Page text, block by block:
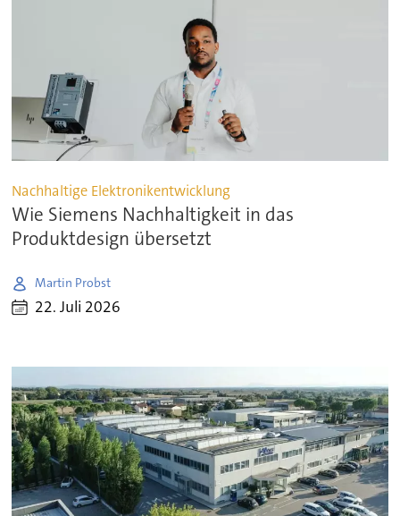
Nachhaltige Elektronikentwicklung
Wie Siemens Nachhaltigkeit in das
Produktdesign übersetzt
Martin Probst
22. Juli 2026